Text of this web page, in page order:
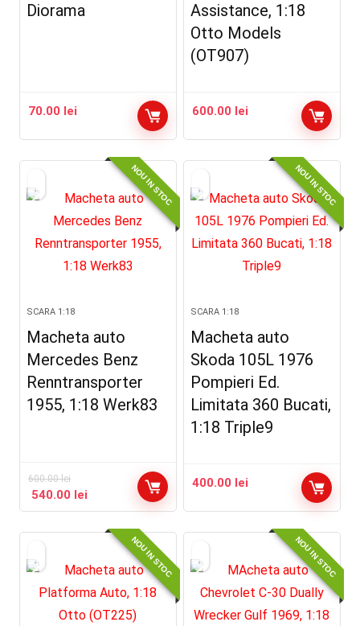
Diorama
70.00 lei
Assistance, 1:18
Otto Models
(OT907)
600.00 lei
NOU IN STOC
SCARA 1:18
Macheta auto
Mercedes Benz
Renntransporter
1955, 1:18 Werk83
600.00lei
540.00 lei
NOU IN STOC
SCARA 1:18
Macheta auto
Skoda 105L 1976
Pompieri Ed.
Limitata 360 Bucati,
1:18 Triple9
400.00 lei
NOU IN STOC NOU IN STOC